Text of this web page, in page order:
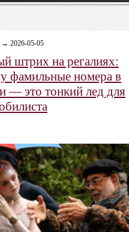
→ 2026-05-05
штрих на регалиях:
фамильные номера в
— это тонкий лед для